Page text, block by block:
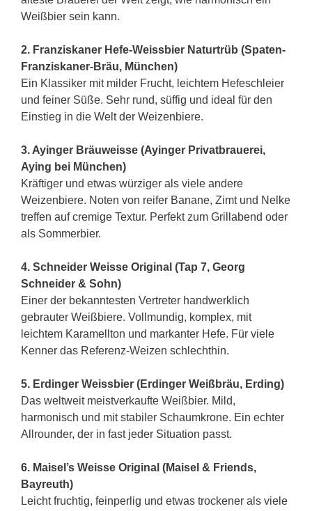
Weißbier sein kann.
2. Franziskaner Hefe-Weissbier Naturtrüb (Spaten-
Franziskaner-Bräu, München)
Ein Klassiker mit milder Frucht, leichtem Hefeschleier
und feiner Süße. Sehr rund, süffig und ideal für den
Einstieg in die Welt der Weizenbiere.
3. Ayinger Bräuweisse (Ayinger Privatbrauerei,
Aying bei München)
Kräftiger und etwas würziger als viele andere
Weizenbiere. Noten von reifer Banane, Zimt und Nelke
treffen auf cremige Textur. Perfekt zum Grillabend oder
als Sommerbier.
4. Schneider Weisse Original (Tap 7, Georg
Schneider & Sohn)
Einer der bekanntesten Vertreter handwerklich
gebrauter Weißbiere. Vollmundig, komplex, mit
leichtem Karamellton und markanter Hefe. Für viele
Kenner das Referenz-Weizen schlechthin.
5. Erdinger Weissbier (Erdinger Weißbräu, Erding)
Das weltweit meistverkaufte Weißbier. Mild,
harmonisch und mit stabiler Schaumkrone. Ein echter
Allrounder, der in fast jeder Situation passt.
6. Maisel’s Weisse Original (Maisel & Friends,
Bayreuth)
Leicht fruchtig, feinperlig und etwas trockener als viele